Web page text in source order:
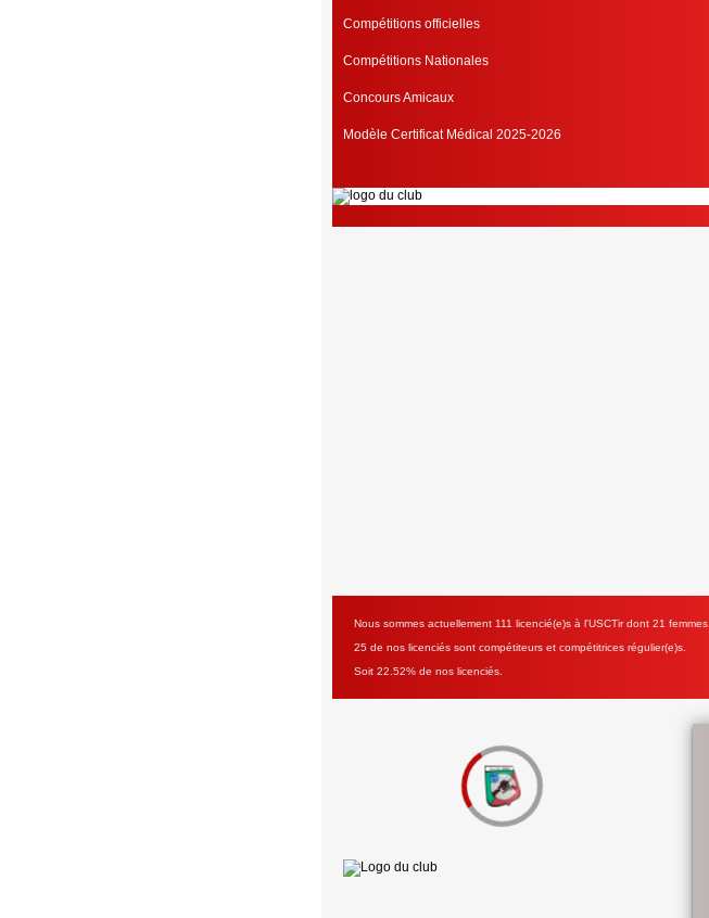
Compétitions officielles
Compétitions Nationales
Concours Amicaux
Modèle Certificat Médical 2025-2026
Nous sommes actuellement 111 licencié(e)s à l'USCTir dont 21 femmes.
25 de nos licenciés sont compétiteurs et compétitrices régulier(e)s.
Soit 22.52% de nos licenciés.